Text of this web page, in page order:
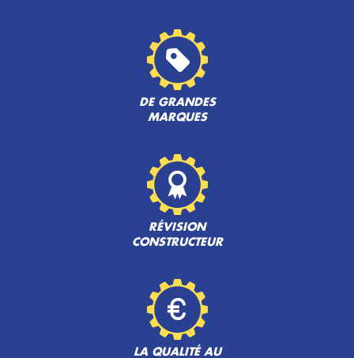
DE GRANDES
MARQUES
RÉVISION
CONSTRUCTEUR
LA QUALITÉ AU